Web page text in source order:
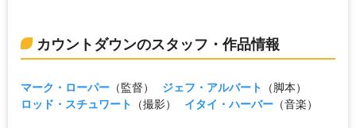
カウントダウンのスタッフ・作品情報
マーク・ローパー （監督） ジェフ・アルバート （脚本）
ロッド・スチュワート （撮影） イタイ・ハーバー （音楽）